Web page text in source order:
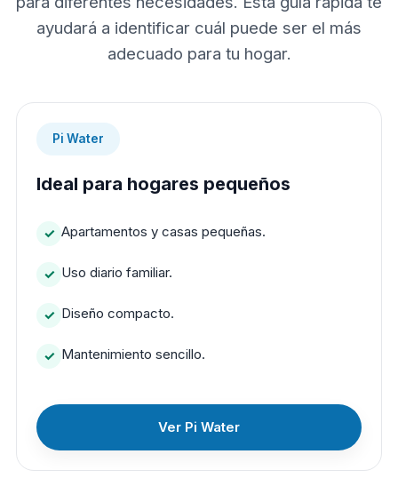
ayudará a identificar cuál puede ser el más
adecuado para tu hogar.
Pi Water
Ideal para hogares pequeños
Apartamentos y casas pequeñas.
Uso diario familiar.
Diseño compacto.
Mantenimiento sencillo.
Ver Pi Water